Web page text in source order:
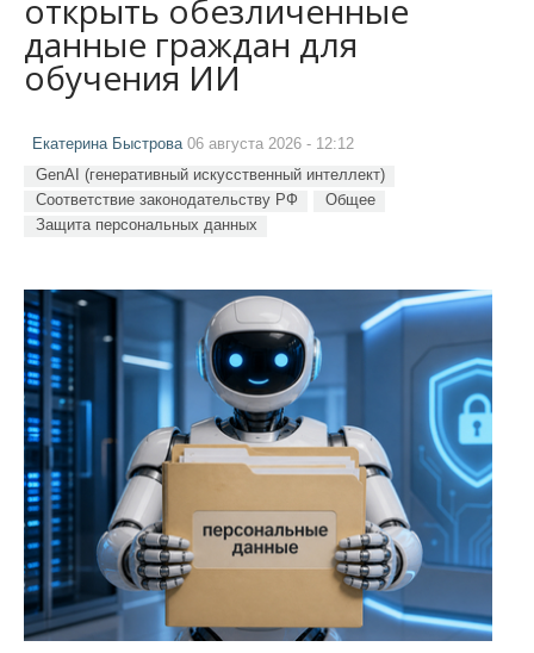
открыть обезличенные
данные граждан для
обучения ИИ
Екатерина Быстрова 06 августа 2026 - 12:12
GenAI (генеративный искусственный интеллект)
Соответствие законодательству РФ
Общее
Защита персональных данных